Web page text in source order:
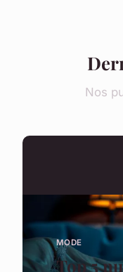
Nos
MODE
Top 5